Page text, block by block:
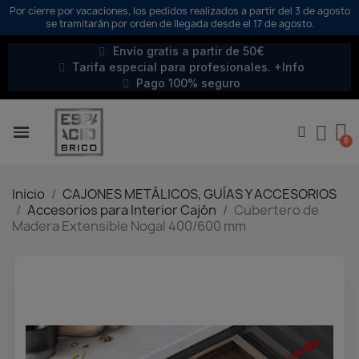
Por cierre por vacaciones, los pedidos realizados a partir del 3 de agosto
se tramitarán por orden de llegada desde el 17 de agosto.
Envío gratis a partir de 50€
Tarifa especial para profesionales. +Info
Pago 100% seguro
Inicio
CAJONES METÁLICOS, GUÍAS Y ACCESORIOS
Accesorios para Interior Cajón
Cubertero de
Madera Extensible Nogal 400/600 mm